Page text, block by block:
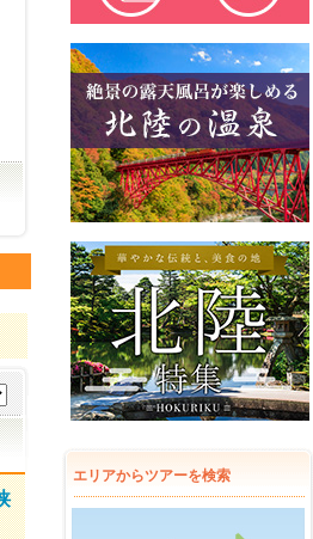
エリアからツアーを検索